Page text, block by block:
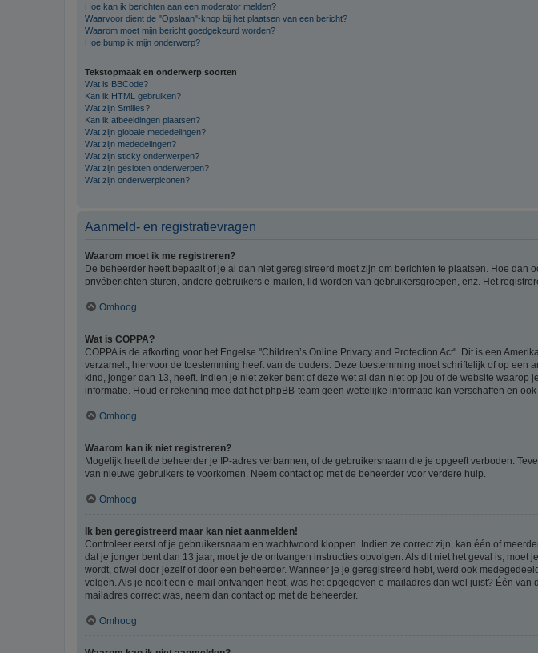
Hoe kan ik berichten aan een moderator melden?
Waarvoor dient de "Opslaan"-knop bij het plaatsen van een bericht?
Waarom moet mijn bericht goedgekeurd worden?
Hoe bump ik mijn onderwerp?
Tekstopmaak en onderwerp soorten
Wat is BBCode?
Kan ik HTML gebruiken?
Wat zijn Smilies?
Kan ik afbeeldingen plaatsen?
Wat zijn globale mededelingen?
Wat zijn mededelingen?
Wat zijn sticky onderwerpen?
Wat zijn gesloten onderwerpen?
Wat zijn onderwerpiconen?
Aanmeld- en registratievragen
Waarom moet ik me registreren?
De beheerder heeft bepaalt of je al dan niet geregistreerd moet zijn om berichten te plaatsen. Hoe
privéberichten sturen, andere gebruikers e-mailen, lid worden van gebruikersgroepen, enz. Het
Omhoog
Wat is COPPA?
COPPA is de afkorting voor het Engelse "Children’s Online Privacy and Protection Act". Dit is een
verzamelt, hiervoor de toestemming heeft van de ouders. Deze toestemming moet schriftelijk of op
kind, jonger dan 13, heeft. Indien je niet zeker bent of deze wet al dan niet op jou of de website
informatie. Houd er rekening mee dat het phpBB-team geen wettelijke informatie kan verschaffen en
Omhoog
Waarom kan ik niet registreren?
Mogelijk heeft de beheerder je IP-adres verbannen, of de gebruikersnaam die je opgeeft verboden.
van nieuwe gebruikers te voorkomen. Neem contact op met de beheerder voor verdere hulp.
Omhoog
Ik ben geregistreerd maar kan niet aanmelden!
Controleer eerst of je gebruikersnaam en wachtwoord kloppen. Indien ze correct zijn, kan één of
dat je jonger bent dan 13 jaar, moet je de ontvangen instructies opvolgen. Als dit niet het geval is,
wordt, ofwel door jezelf of door een beheerder. Wanneer je je geregistreerd hebt, werd ook
volgen. Als je nooit een e-mail ontvangen hebt, was het opgegeven e-mailadres dan wel juist? Één
mailadres correct was, neem dan contact op met de beheerder.
Omhoog